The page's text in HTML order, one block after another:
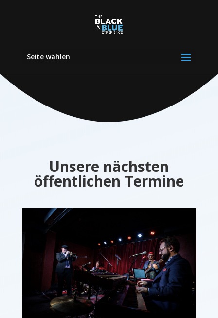
Seite wählen
Unsere nächsten
öffentlichen Termine